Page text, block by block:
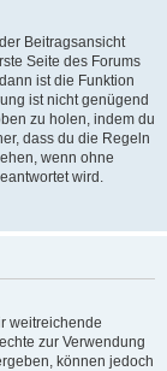
Beitragsansicht
Seite des Forums
ist die Funktion
ist nicht genügend
zu holen, indem du
dass du die Regeln
wenn ohne
wird.
weitreichende
zur Verwendung
können jedoch